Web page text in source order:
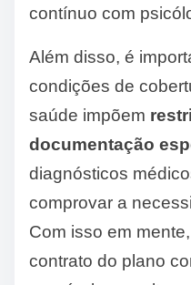
contínuo com
Além disso, é
condições de
saúde impõem
documentação
diagnósticos
comprovar a
Com isso em
contrato do plano